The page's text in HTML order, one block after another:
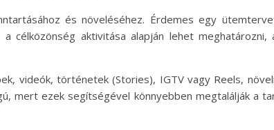
és növeléséhez. Érdemes egy
célközönség aktivitása alapján lehet
videók, történetek (Stories), IGTV vagy Reels,
mert ezek segítségével könnyebben megtalálják a